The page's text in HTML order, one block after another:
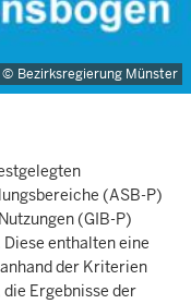
Bezirksregierung Münster
(ASB-P)
(GIB-P)
enthalten eine
der Kriterien
Ergebnisse der